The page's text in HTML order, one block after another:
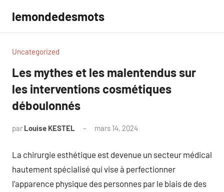
contenu
lemondedesmots
Uncategorized
Les mythes et les malentendus sur
les interventions cosmétiques
déboulonnés
par Louise KESTEL mars 14, 2024
La chirurgie esthétique est devenue un secteur médical
hautement spécialisé qui vise à perfectionner
l’apparence physique des personnes par le biais de des